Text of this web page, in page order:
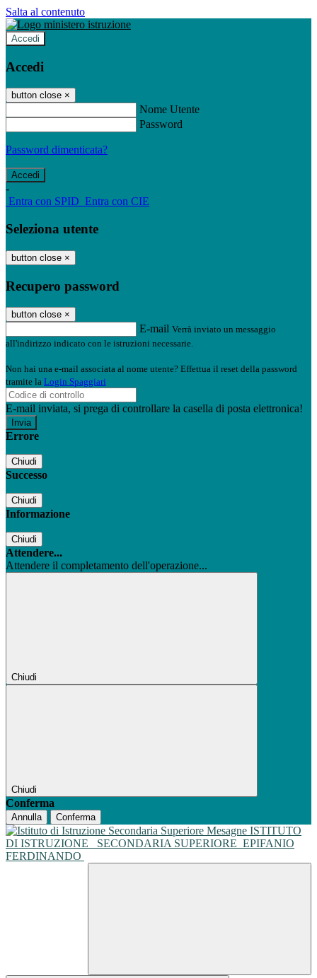
Salta al contenuto
Accedi
Accedi
button close ×
Nome Utente
Password
Password dimenticata?
-
Entra con SPID Entra con CIE
Seleziona utente
button close ×
Recupero password
button close ×
E-mail Verrà inviato un messaggio
all'indirizzo indicato con le istruzioni necessarie.
Non hai una e-mail associata al nome utente? Effettua il reset della password
tramite la Login Spaggiari
E-mail inviata, si prega di controllare la casella di posta elettronica!
Errore
Chiudi
Successo
Chiudi
Informazione
Chiudi
Attendere...
Attendere il completamento dell'operazione...
Chiudi
Chiudi
Conferma
Annulla Conferma
ISTITUTO
DI ISTRUZIONE
SECONDARIA SUPERIORE EPIFANIO
FERDINANDO